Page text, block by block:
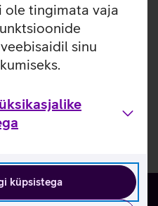
ole tingimata vaja
sinu
küpsistega